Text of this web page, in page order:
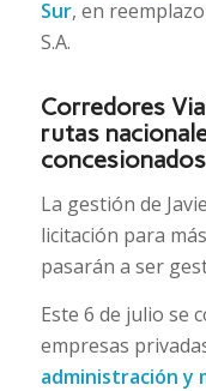
Sur, en
S.A.
Corredores
rutas
concesionados
La gestión de
licitación para
pasarán a ser
Este 6 de julio se
empresas
administración y